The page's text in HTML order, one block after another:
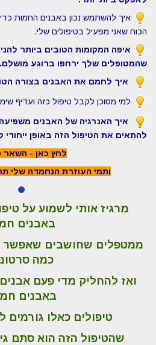
איך להשתמש נכון באבנים החמות
הכוח שאני מפעיל בטיפולים שלי.
איפה המקומות הטובים ביותר
שהמטופלים שלך ירחפו ברוגע מושלם.
איך לחמם את האבנים בצורה
למי מסוכן לקבל טיפול כזה ועדיף
איך האנרגיה של האבנים
להתאים את הטיפול הזה באופן ייחודי
לחץ כאן - השאר
ותמי העוזרת הנחמדה שלי
מרגיז אותי לשמוע על
באבנים
ממטפלים שחושבים שאפשר
כמה
ואז להחליק מדי פעם
באבנים
טיפולים כאלו
שהטיפול הזה הוא סתם